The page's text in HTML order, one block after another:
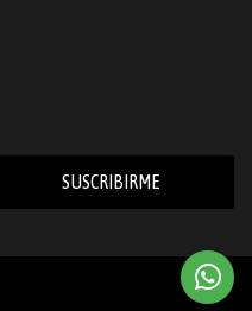
SUSCRIBIRME